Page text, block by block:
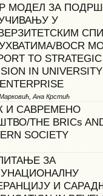
МОДЕЛ ЗА
У
BOCR
TO STRATEGIC
IN
Ана Крстић
И САВРЕМЕНО
THE BRICs
SOCIETY
ЗА
И